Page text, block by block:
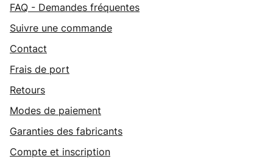
FAQ - Demandes fréquentes
Suivre une commande
Contact
Frais de port
Retours
Modes de paiement
Garanties des fabricants
Compte et inscription